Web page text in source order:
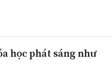
học phát sáng như